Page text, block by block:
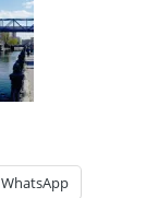
WhatsApp